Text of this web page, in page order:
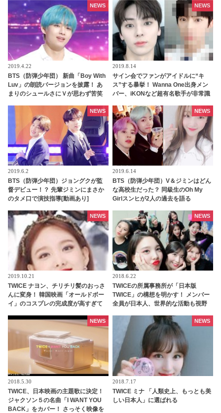
2019.4.22
BTS（防弾少年団） 新曲「Boy With
Luv」の朗読バージョンを披露！ あ
まりのシュールさにＶが思わず苦笑
NEWS
2019.8.14
サイン会でファンがアイドルに“キ
ス”する暴挙！ Wanna One出身メン
バー、iKONなど超有名歌手が非常識
NEWS
2019.6.2
BTS（防弾少年団）ジョングクが監
督デビュー！？ 先輩ジミンにまさか
のタメ口で演技指導[動画あり]
NEWS
2019.6.14
BTS（防弾少年団）V＆ジミンはどん
な高校生だった？ 同級生のOh My
Girlスンヒが2人の過去を語る
NEWS
2019.10.21
TWICE ナヨン、チリチリ髪のおっさ
んに変身！ 韓国映画「オールドボー
イ」のコスプレの完成度が高すぎて
NEWS
2018.6.22
TWICEの所属事務所が「日本版
TWICE」の構想を明かす！ メンバー
全員が日本人、世界的な活動も視野
NEWS
2018.5.30
TWICE、日本映画の主題歌に決定！
ジャクソン５の名曲「I WANT YOU
BACK」をカバー！ さっそく映像を
NEWS
2018.7.17
TWICE ミナ 「人類史上、もっとも美
しい日本人」に選ばれる
NEWS